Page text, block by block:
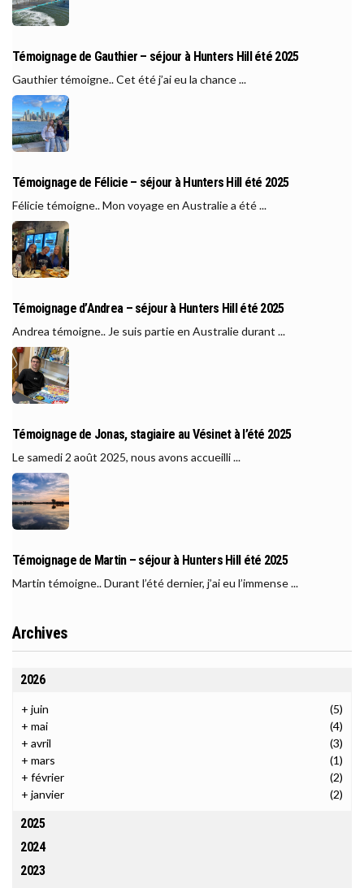
Témoignage de Gauthier – séjour à Hunters Hill été 2025
Gauthier témoigne.. Cet été j’ai eu la chance ...
Témoignage de Félicie – séjour à Hunters Hill été 2025
Félicie témoigne.. Mon voyage en Australie a été ...
Témoignage d’Andrea – séjour à Hunters Hill été 2025
Andrea témoigne.. Je suis partie en Australie durant ...
Témoignage de Jonas, stagiaire au Vésinet à l’été 2025
Le samedi 2 août 2025, nous avons accueilli ...
Témoignage de Martin – séjour à Hunters Hill été 2025
Martin témoigne.. Durant l’été dernier, j’ai eu l’immense ...
Archives
2026
+ juin
(5)
+ mai
(4)
+ avril
(3)
+ mars
(1)
+ février
(2)
+ janvier (2)
2025
2024
2023